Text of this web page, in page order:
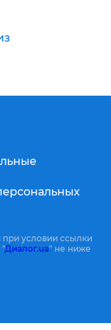
условии ссылки
"Диалог.ua" не ниже